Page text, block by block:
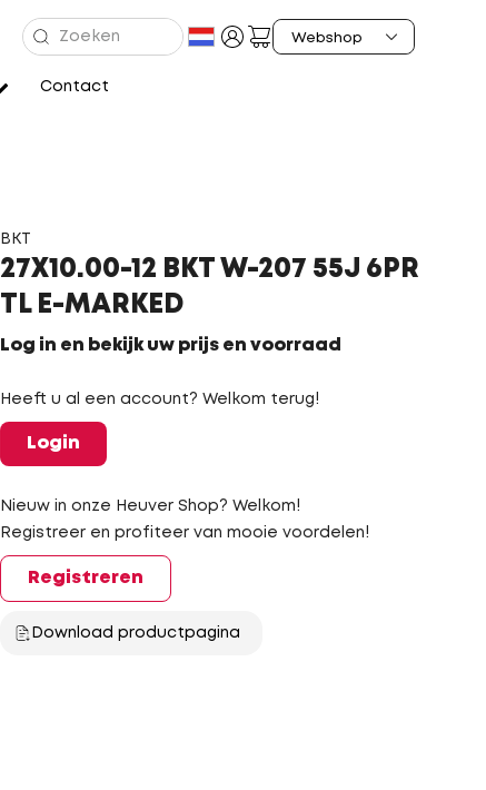
Contact
BKT
27X10.00-12 BKT W-207 55J 6PR
TL E-MARKED
Log in en bekijk uw prijs en voorraad
Heeft u al een account? Welkom terug!
Login
Nieuw in onze Heuver Shop? Welkom!
Registreer en profiteer van mooie voordelen!
Registreren
Download productpagina